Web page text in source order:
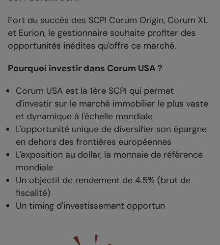
Fort du succès des SCPI Corum Origin, Corum XL
et Eurion, le gestionnaire souhaite profiter des
opportunités inédites qu'offre ce marché.
Pourquoi investir dans Corum USA ?
Corum USA est la 1ère SCPI qui permet
d'investir sur le marché immobilier le plus vaste
et dynamique à l'échelle mondiale
L'opportunité unique de diversifier son épargne
en dehors des frontières européennes
L'exposition au dollar, la monnaie de référence
mondiale
Un objectif de rendement de 4.5% (brut de
fiscalité)
Un timing d'investissement opportun